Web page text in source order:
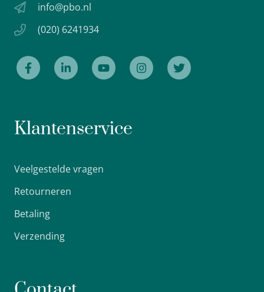
info@pbo.nl
(020) 6241934
Klantenservice
Veelgestelde vragen
Retourneren
Betaling
Verzending